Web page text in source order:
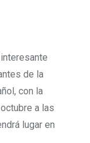
de la
con la
a las
lugar en